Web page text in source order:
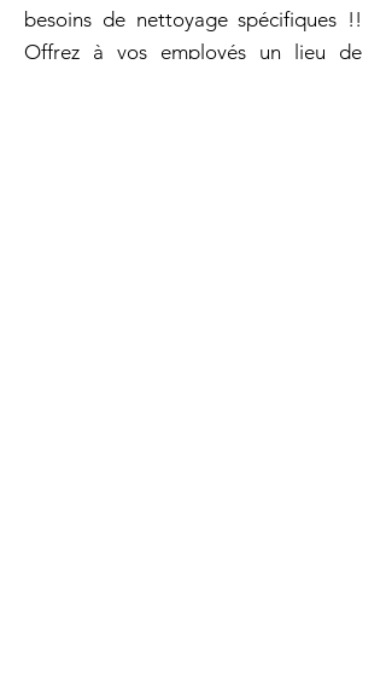
besoins de nettoyage spécifiques !!
Offrez à vos employés un lieu de